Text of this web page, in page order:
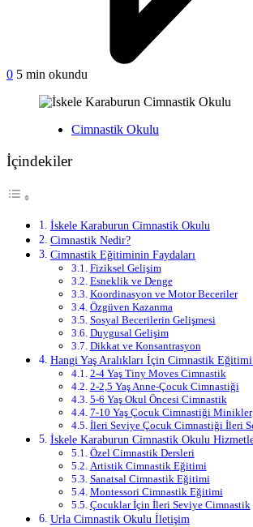
0 on
Karaburun
5 min okundu
YayınlananCimnastik Okulu
İçindekiler
İskele Karaburun Cimnastik Okulu
Cimnastik Nedir?
Cimnastik Eğitiminin Faydaları
Fiziksel Gelişim
Esneklik ve Denge
Koordinasyon ve Motor Beceriler
Özgüven Kazanma
Sosyal Becerilerin Gelişmesi
Duygusal Gelişim
Dikkat ve Konsantrasyon
Hangi Yaş Aralıkları İçin Cimnastik
2-4 Yaş Tiny Moves Cimnastik
2-2,5 Yaş Anne-Çocuk Cimnastiği
5-6 Yaş Okul Öncesi Cimnastik
7-10 Yaş Çocuk Cimnastiği Minikler
İleri Seviye Çocuk Cimnastiği İleri
İskele Karaburun Cimnastik Okulu
Özel Cimnastik Dersleri
Artistik Cimnastik Eğitimi
Sanatsal Cimnastik Eğitimi
Montessori Cimnastik Eğitimi
Çocuklar İçin İleri Seviye Cimnastik
Urla Cimnastik Okulu İletişim